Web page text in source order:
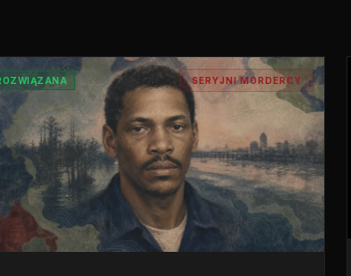
SERYJNI MORDERCY